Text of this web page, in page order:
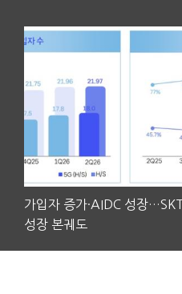
가입자 증가·AIDC 성장
성장 본궤도